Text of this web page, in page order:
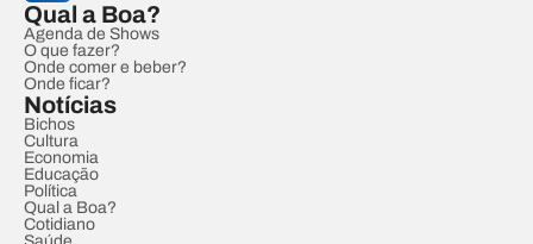
Qual a Boa?
Agenda de Shows
O que fazer?
Onde comer e beber?
Onde ficar?
Notícias
Bichos
Cultura
Economia
Educação
Política
Qual a Boa?
Cotidiano